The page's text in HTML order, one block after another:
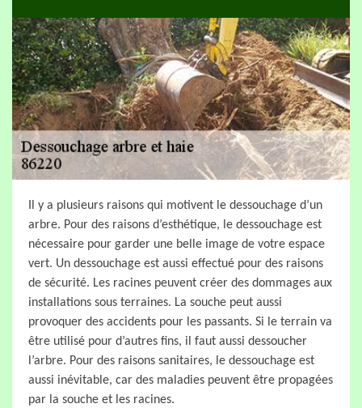
Il y a plusieurs raisons qui motivent le dessouchage d’un
arbre. Pour des raisons d’esthétique, le dessouchage est
nécessaire pour garder une belle image de votre espace
vert. Un dessouchage est aussi effectué pour des raisons
de sécurité. Les racines peuvent créer des dommages aux
installations sous terraines. La souche peut aussi
provoquer des accidents pour les passants. Si le terrain va
être utilisé pour d’autres fins, il faut aussi dessoucher
l’arbre. Pour des raisons sanitaires, le dessouchage est
aussi inévitable, car des maladies peuvent être propagées
par la souche et les racines.